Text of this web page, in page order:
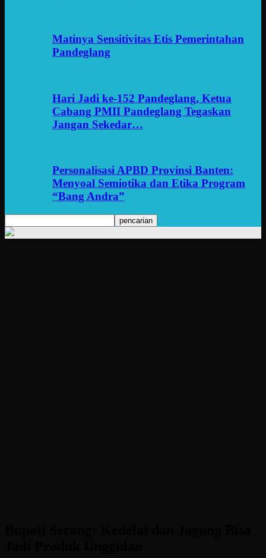
Matinya Sensitivitas Etis Pemerintahan
Pandeglang
Hari Jadi ke-152 Pandeglang, Ketua
Cabang PMII Pandeglang Tegaskan
Jangan Sekedar…
Personalisasi APBD Provinsi Banten:
Menyoal Semiotika dan Etika Program
“Bang Andra”